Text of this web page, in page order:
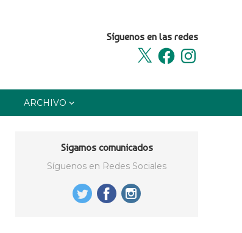
Síguenos en las redes
X
FacebookInstagram
ARCHIVO
Sigamos comunicados
Síguenos en Redes Sociales